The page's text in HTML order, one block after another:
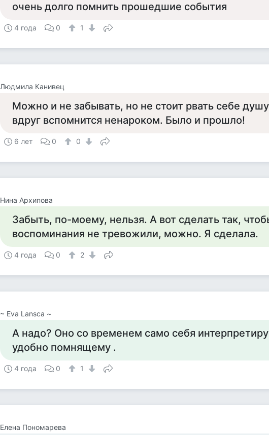
очень долго помнить прошедшие события
4 года 0 1
Людмила Канивец
Можно и не забывать, но не стоит рвать себе
вдруг вспомнится ненароком. Было и прошло!
6 лет 0 0
Нина Архипова
Забыть, по-моему, нельзя. А вот сделать так,
воспоминания не тревожили, можно. Я сделала.
4 года 0 2
~ Eva Lansca ~
А надо? Оно со временем само себя
удобно помнящему .
4 года 0 1
Елена Пономарева